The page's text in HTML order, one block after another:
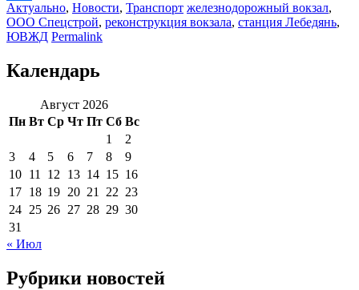
Отправить
Актуально, Новости, Транспорт железнодорожный вокзал,
ООО Спецстрой, реконструкция вокзала, станция Лебедянь,
ЮВЖД Permalink
Календарь
Август 2026
Пн Вт Ср Чт Пт Сб Вс
1
2
3
4 5 6 7 8
9
10 11 12 13 14 15 16
17 18 19 20 21 22 23
24 25 26 27 28 29 30
31
« Июл
Рубрики новостей